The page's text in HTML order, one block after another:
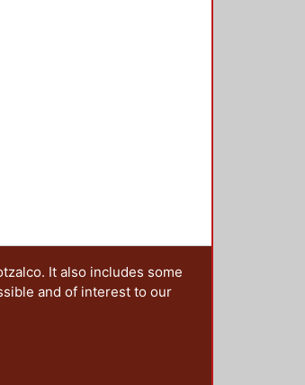
It also includes some
and of interest to our